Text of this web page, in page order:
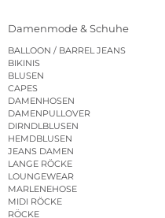
Damenmode & Schuhe
BALLOON / BARREL JEANS
BIKINIS
BLUSEN
CAPES
DAMENHOSEN
DAMENPULLOVER
DIRNDLBLUSEN
HEMDBLUSEN
JEANS DAMEN
LANGE RÖCKE
LOUNGEWEAR
MARLENEHOSE
MIDI RÖCKE
RÖCKE